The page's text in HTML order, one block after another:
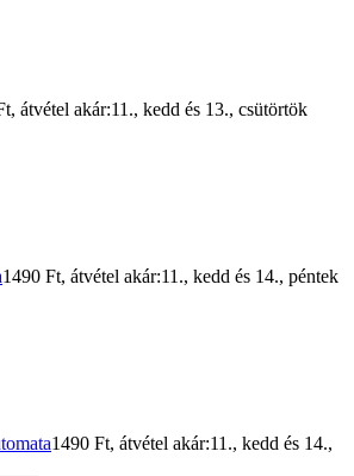
, átvétel akár:11., kedd és 13., csütörtök
1490 Ft, átvétel akár:11., kedd és 14., péntek
1490 Ft, átvétel akár:11., kedd és 14.,